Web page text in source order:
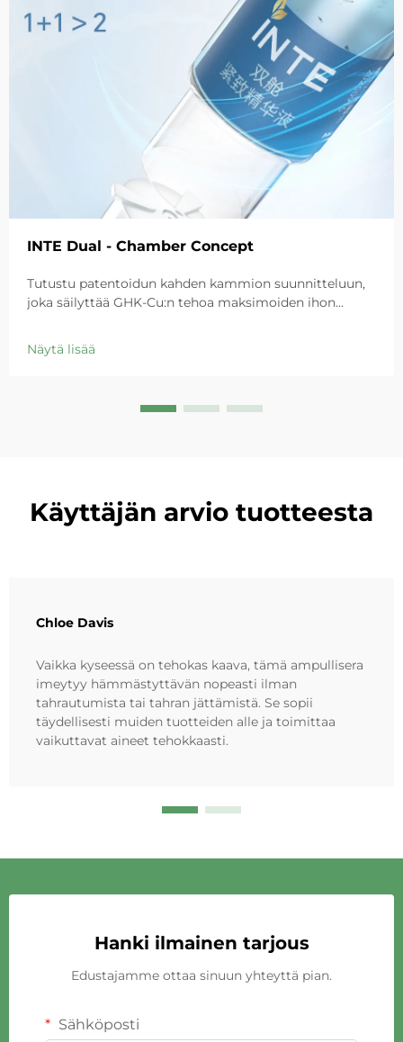
INTE Dual - Chamber Concept
Tutustu patentoidun kahden kammion suunnitteluun,
joka säilyttää GHK-Cu:n tehoa maksimoiden ihon
punoitusta ja korjaa herkän ihon esteitä. Kokeile 'Pieni
sininen kammio' -ratkaisua jo tänään.
Näytä lisää
Käyttäjän arvio tuotteesta
Chloe Davis
Vaikka kyseessä on tehokas kaava, tämä ampullisera
imeytyy hämmästyttävän nopeasti ilman
tahrautumista tai tahran jättämistä. Se sopii
täydellisesti muiden tuotteiden alle ja toimittaa
vaikuttavat aineet tehokkaasti.
Hanki ilmainen tarjous
Edustajamme ottaa sinuun yhteyttä pian.
Sähköposti